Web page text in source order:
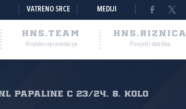
VATRENO SRCE MEDIJI
HNS.TEAM
Hrvatske reprezentacije
HNS.RIZNICA
Povijest i statistika
PAPALINE C 23/24, 8. kolo